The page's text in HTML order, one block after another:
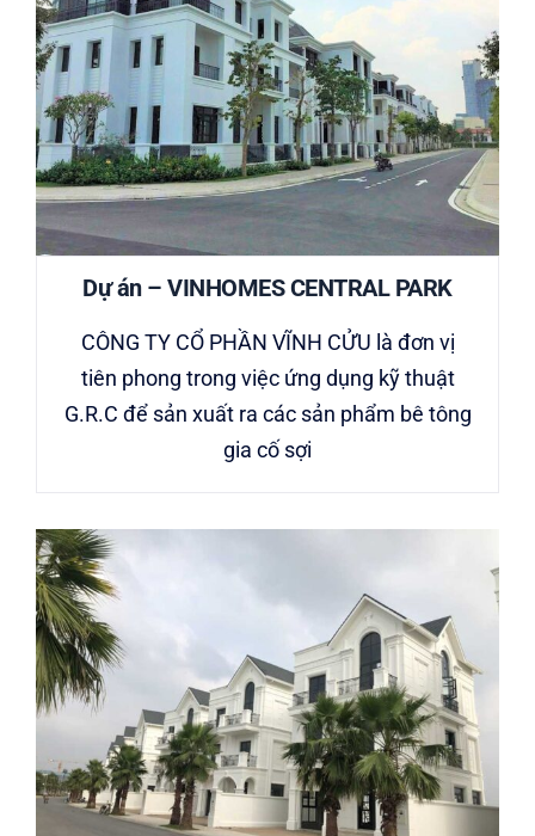
Dự án – VINHOMES CENTRAL PARK
CÔNG TY CỔ PHẦN VĨNH CỬU là đơn vị
tiên phong trong việc ứng dụng kỹ thuật
G.R.C để sản xuất ra các sản phẩm bê tông
gia cố sợi